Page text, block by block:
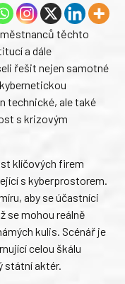
těchto
a dále
řešit nejen samotné
technické, ale také
s krizovým
klíčových firem
s kyberprostorem.
aby se účastníci
se mohou reálně
kulis. Scénář je
celou škálu
státní aktér.